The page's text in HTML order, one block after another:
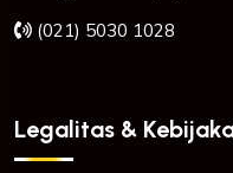
(021) 5030 1028
Legalitas &